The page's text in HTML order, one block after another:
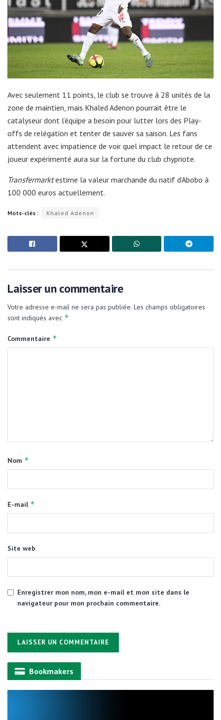
Avec seulement 11 points, le club se trouve à 28 unités de la
zone de maintien, mais Khaled Adenon pourrait être le
catalyseur dont l’équipe a besoin pour lutter lors des Play-
offs de relégation et tenter de sauver sa saison. Les fans
attendent avec impatience de voir quel impact le retour de ce
joueur expérimenté aura sur la fortune du club chypriote.
Transfermarktestime la valeur marchande du natif d’Abobo à
100 000 euros actuellement.
Mots-clés : Khaled Adenon
Laisser un commentaire
Votre adresse e-mail ne sera pas publiée. Les champs obligatoires
sont indiqués avec *
Commentaire *
Nom *
E-mail *
Site web
Enregistrer mon nom, mon e-mail et mon site dans le
navigateur pour mon prochain commentaire.
Alternative:Bookmakers